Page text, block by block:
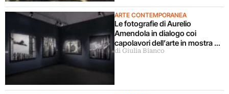
ARTE CONTEMPORANEA
Le fotografie di Aurelio
Amendola in dialogo coi
capolavori dell’arte in mostra a
Milano
di Giulia Bianco